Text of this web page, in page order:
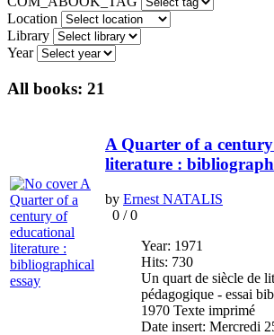
Location
Library
Year
All books: 21
A Quarter of a
literature :
by Ernest NATALIS
0 /0
Year: 1971
Hits: 730
Un quart de siècle de
pédagogique - essai
1970 Texte imprimé
Date insert: Mercredi